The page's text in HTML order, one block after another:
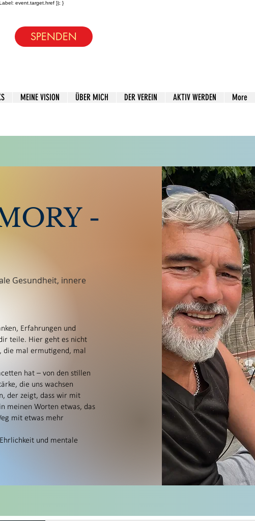
event.target.href }); }
SPENDEN
MEINE VISION ÜBER MICH DER VEREIN AKTIV WERDEN More
hat meine
Rechts im
und den
In die Mailingliste eintragen
Ich stimme der Datenschutzerklärung zu.
Datenschutzerklärung lesen
Jetzt abonnieren
-
Gesundheit, innere
Erfahrungen und
teile. Hier geht es nicht
die mal ermutigend, mal
hat – von den stillen
die uns wachsen
der zeigt, dass wir mit
meinen Worten etwas, das
mit etwas mehr
und mentale